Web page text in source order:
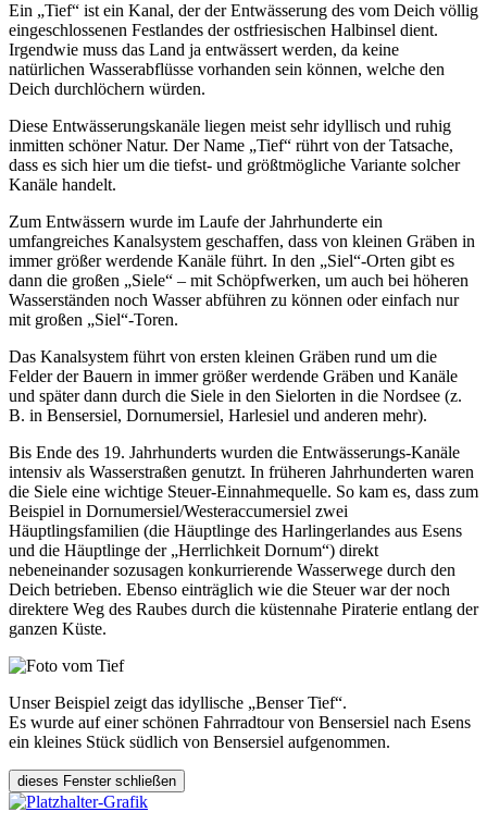
Ein „Tief“ ist ein Kanal, der der Entwässerung des vom Deich völlig
eingeschlossenen Festlandes der ostfriesischen Halbinsel dient.
Irgendwie muss das Land ja entwässert werden, da keine
natürlichen Wasserabflüsse vorhanden sein können, welche den
Deich durchlöchern würden.
Diese Entwässerungskanäle liegen meist sehr idyllisch und ruhig
inmitten schöner Natur. Der Name „Tief“ rührt von der Tatsache,
dass es sich hier um die tiefst- und größtmögliche Variante solcher
Kanäle handelt.
Zum Entwässern wurde im Laufe der Jahrhunderte ein
umfangreiches Kanalsystem geschaffen, dass von kleinen Gräben in
immer größer werdende Kanäle führt. In den „Siel“-Orten gibt es
dann die großen „Siele“ – mit Schöpfwerken, um auch bei höheren
Wasserständen noch Wasser abführen zu können oder einfach nur
mit großen „Siel“-Toren.
Das Kanalsystem führt von ersten kleinen Gräben rund um die
Felder der Bauern in immer größer werdende Gräben und Kanäle
und später dann durch die Siele in den Sielorten in die Nordsee (z.
B. in Bensersiel, Dornumersiel, Harlesiel und anderen mehr).
Bis Ende des 19. Jahrhunderts wurden die Entwässerungs-Kanäle
intensiv als Wasserstraßen genutzt. In früheren Jahrhunderten waren
die Siele eine wichtige Steuer-Einnahmequelle. So kam es, dass zum
Beispiel in Dornumersiel/Westeraccumersiel zwei
Häuptlingsfamilien (die Häuptlinge des Harlingerlandes aus Esens
und die Häuptlinge der „Herrlichkeit Dornum“) direkt
nebeneinander sozusagen konkurrierende Wasserwege durch den
Deich betrieben. Ebenso einträglich wie die Steuer war der noch
direktere Weg des Raubes durch die küstennahe Piraterie entlang der
ganzen Küste.
Unser Beispiel zeigt das idyllische „Benser Tief“.
Es wurde auf einer schönen Fahrradtour von Bensersiel nach Esens
ein kleines Stück südlich von Bensersiel aufgenommen.
dieses Fenster schließen